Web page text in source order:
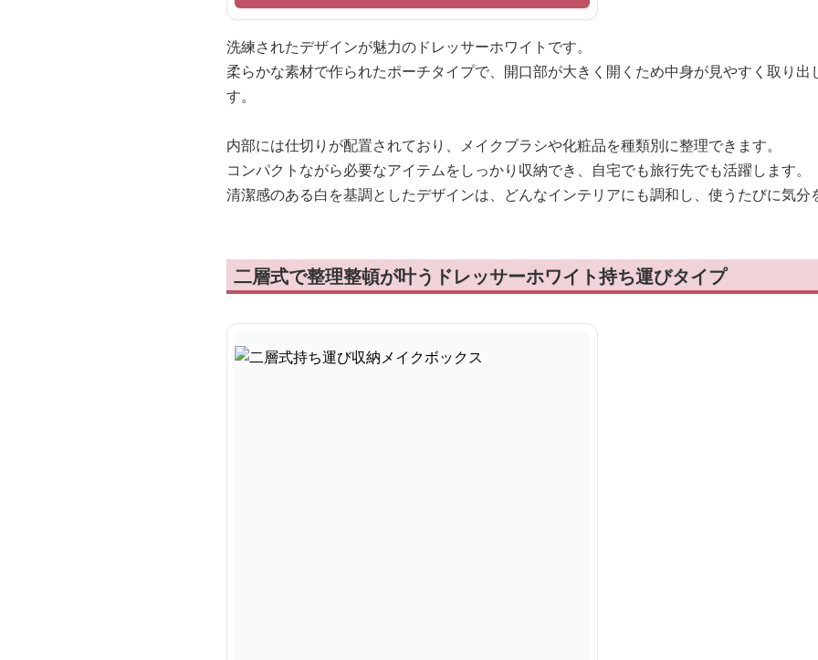
洗練されたデザインが魅力のドレッサーホワイトです。
柔らかな素材で作られたポーチタイプで、開口部が大きく開くため中身が見やすく取り出
す。
内部には仕切りが配置されており、メイクブラシや化粧品を種類別に整理できます。
コンパクトながら必要なアイテムをしっかり収納でき、自宅でも旅行先でも活躍します。
清潔感のある白を基調としたデザインは、どんなインテリアにも調和し、使うたびに気分
二層式で整理整頓が叶うドレッサーホワイト持ち運びタイプ